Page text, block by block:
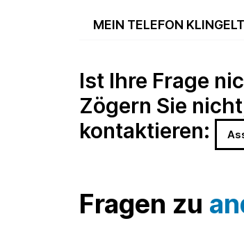
MEIN TELEFON
Ist Ihre Frage
Zögern Sie
kontaktieren:
Fragen zu